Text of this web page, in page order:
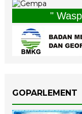
"
GOPARLEMENT